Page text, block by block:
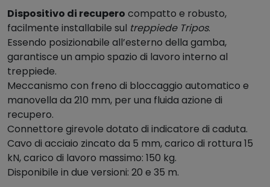
r
e
c
u
p
e
r
o
p
e
r
t
Dispositivo di recupero compatto e robusto,
facilmente installabile sul treppiede Tripos.
Essendo posizionabile all’esterno della gamba,
garantisce un ampio spazio di lavoro interno al
treppiede.
Meccanismo con freno di bloccaggio automatico e
manovella da 210 mm, per una fluida azione di
recupero.
Connettore girevole dotato di indicatore di caduta.
Cavo di acciaio zincato da 5 mm, carico di rottura 15
kN, carico di lavoro massimo: 150 kg.
Disponibile in due versioni: 20 e 35 m.